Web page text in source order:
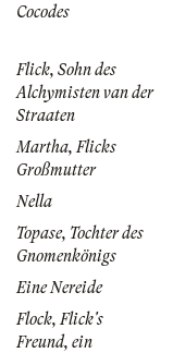
Cocodes
Flick, Sohn des
Alchymisten van der
Straaten
Martha, Flicks
Großmutter
Nella
Topase, Tochter des
Gnomenkönigs
Eine Nereide
Flock, Flick's
Freund, ein